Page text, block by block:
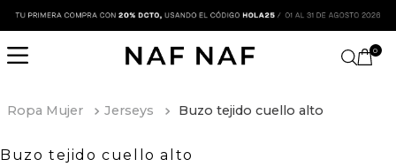
0
Ropa Mujer Jerseys Buzo tejido cuello alto
Buzo tejido cuello alto